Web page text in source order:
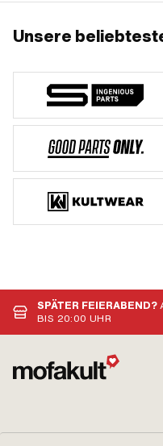
Unsere
SPÄTER FEIERABEND?
BIS 20:00 UHR